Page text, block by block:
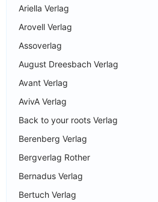
Ariella Verlag
Arovell Verlag
Assoverlag
August Dreesbach Verlag
Avant Verlag
AvivA Verlag
Back to your roots Verlag
Berenberg Verlag
Bergverlag Rother
Bernadus Verlag
Bertuch Verlag